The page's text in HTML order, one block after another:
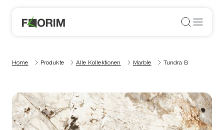
Home Produkte Alle Kollektionen Marble Tundra B